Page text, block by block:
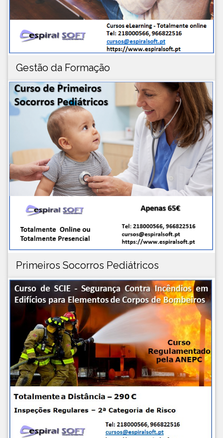
Gestão da Formação
Primeiros Socorros Pediátricos